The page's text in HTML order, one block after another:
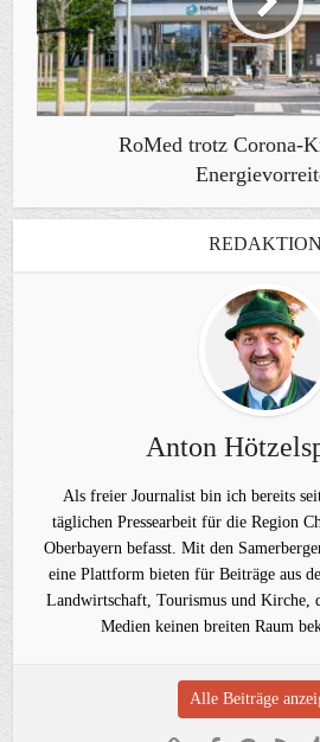
RoMed trotz Corona-
REDAKTION
Anton
Als freier Journalist bin ich bereits
täglichen Pressearbeit für die Region
Oberbayern befasst. Mit den
eine Plattform bieten für Beiträge aus
Landwirtschaft, Tourismus und Kirche,
Medien keinen breiten Raum
Alle Beiträge